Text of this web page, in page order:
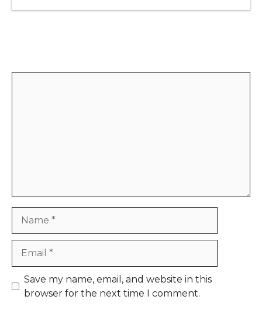
Save my name, email, and website in this
browser for the next time I comment.